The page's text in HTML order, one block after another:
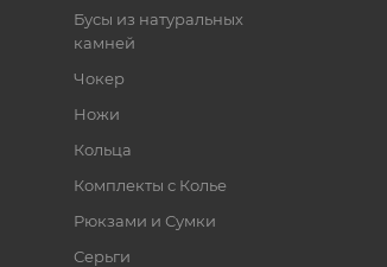
Бусы из натуральных
камней
Чокер
Ножи
Кольца
Комплекты с Колье
Рюкзами и Сумки
Серьги